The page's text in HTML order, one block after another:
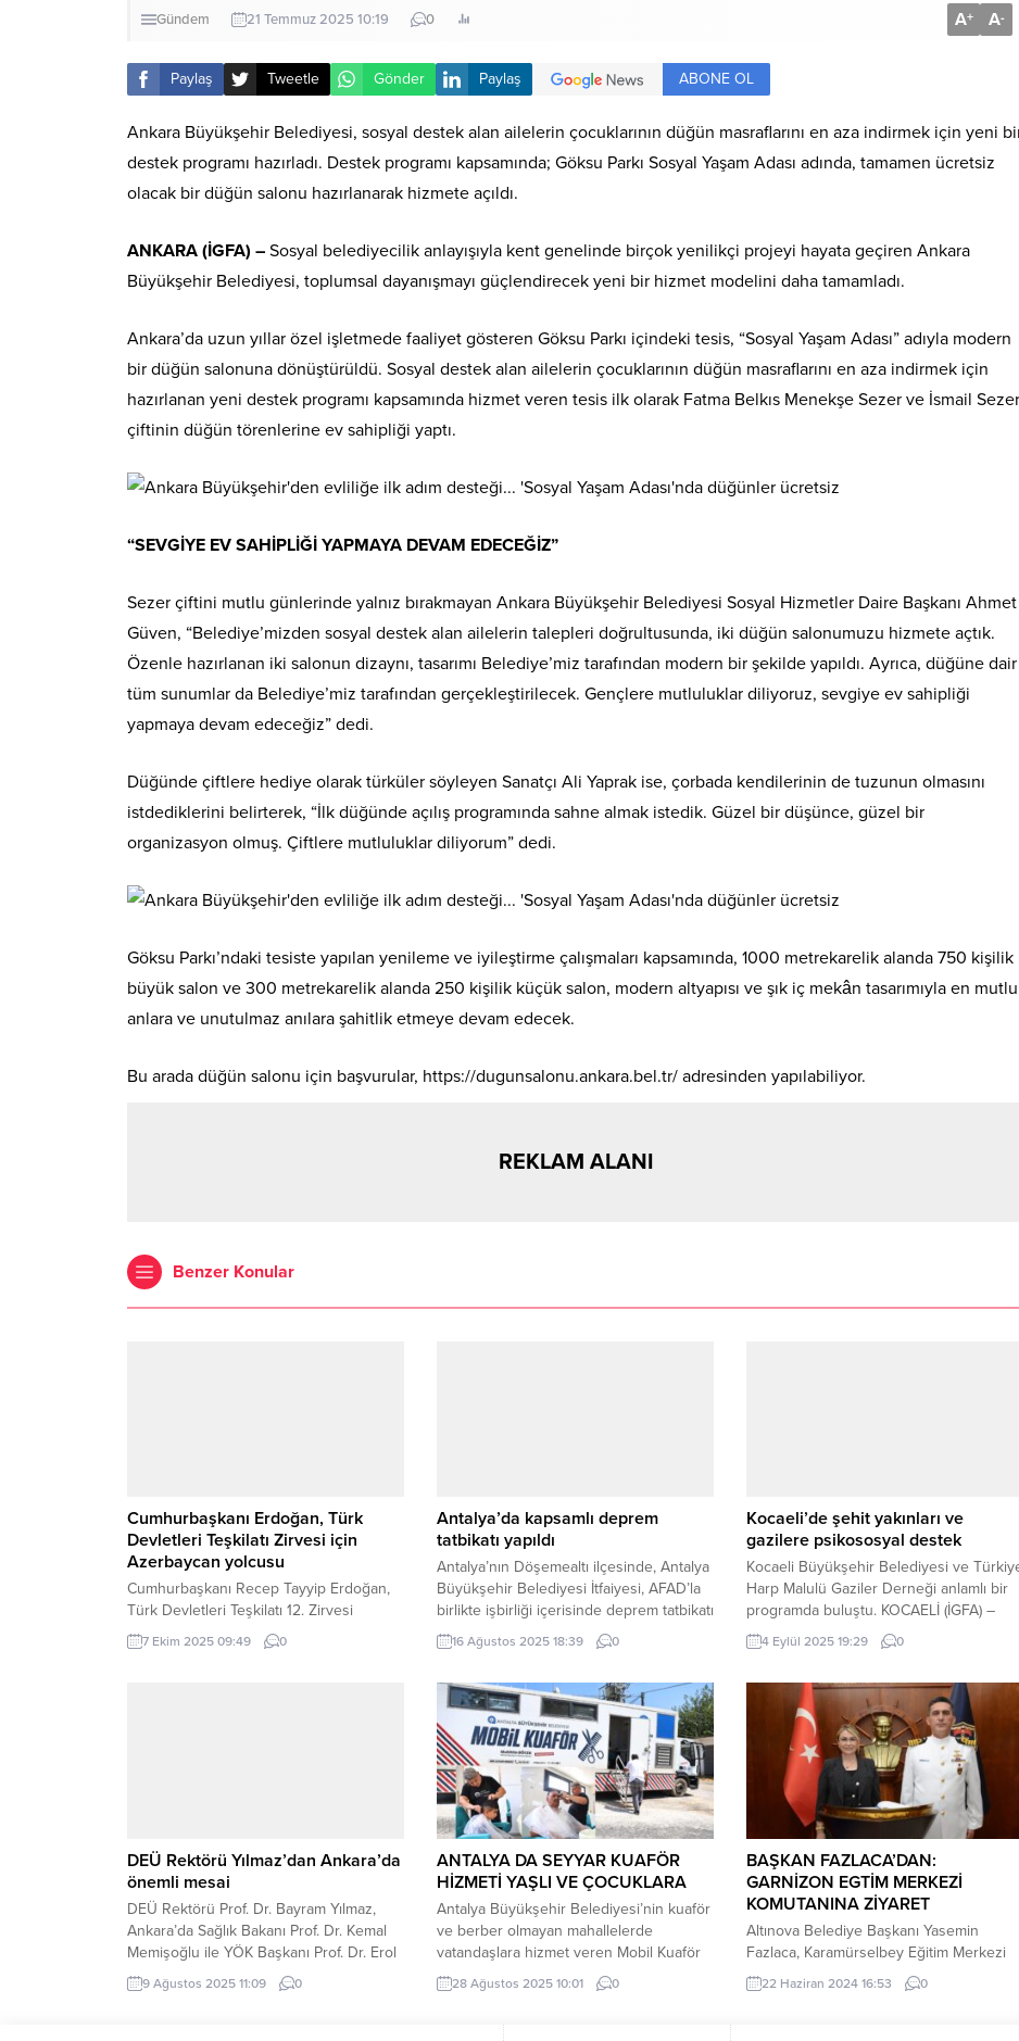
Gündem 21 Temmuz 2025 10:19 0 A+ A-
Paylaş Tweetle Gönder Paylaş ABONE OL
Ankara Büyükşehir Belediyesi, sosyal destek alan ailelerin çocuklarının düğün masraflarını en aza indirmek için yeni
destek programı hazırladı. Destek programı kapsamında; Göksu Parkı Sosyal Yaşam Adası adında, tamamen ücretsiz
olacak bir düğün salonu hazırlanarak hizmete açıldı.
ANKARA (İGFA) – Sosyal belediyecilik anlayışıyla kent genelinde birçok yenilikçi projeyi hayata geçiren Ankara
Büyükşehir Belediyesi, toplumsal dayanışmayı güçlendirecek yeni bir hizmet modelini daha tamamladı.
Ankara’da uzun yıllar özel işletmede faaliyet gösteren Göksu Parkı içindeki tesis, “Sosyal Yaşam Adası” adıyla modern
bir düğün salonuna dönüştürüldü. Sosyal destek alan ailelerin çocuklarının düğün masraflarını en aza indirmek için
hazırlanan yeni destek programı kapsamında hizmet veren tesis ilk olarak Fatma Belkıs Menekşe Sezer ve İsmail Sezer
çiftinin düğün törenlerine ev sahipliği yaptı.
“SEVGİYE EV SAHİPLİĞİ YAPMAYA DEVAM EDECEĞİZ”
Sezer çiftini mutlu günlerinde yalnız bırakmayan Ankara Büyükşehir Belediyesi Sosyal Hizmetler Daire Başkanı Ahmet
Güven, “Belediye’mizden sosyal destek alan ailelerin talepleri doğrultusunda, iki düğün salonumuzu hizmete açtık.
Özenle hazırlanan iki salonun dizaynı, tasarımı Belediye’miz tarafından modern bir şekilde yapıldı. Ayrıca, düğüne dair
tüm sunumlar da Belediye’miz tarafından gerçekleştirilecek. Gençlere mutluluklar diliyoruz, sevgiye ev sahipliği
yapmaya devam edeceğiz” dedi.
Düğünde çiftlere hediye olarak türküler söyleyen Sanatçı Ali Yaprak ise, çorbada kendilerinin de tuzunun olmasını
istdediklerini belirterek, “İlk düğünde açılış programında sahne almak istedik. Güzel bir düşünce, güzel bir
organizasyon olmuş. Çiftlere mutluluklar diliyorum” dedi.
Göksu Parkı’ndaki tesiste yapılan yenileme ve iyileştirme çalışmaları kapsamında, 1000 metrekarelik alanda 750 kişilik
büyük salon ve 300 metrekarelik alanda 250 kişilik küçük salon, modern altyapısı ve şık iç mekân tasarımıyla en mutlu
anlara ve unutulmaz anılara şahitlik etmeye devam edecek.
Bu arada düğün salonu için başvurular, https://dugunsalonu.ankara.bel.tr/ adresinden yapılabiliyor.
REKLAM ALANI
Benzer Konular
Cumhurbaşkanı Erdoğan, Türk
Devletleri Teşkilatı Zirvesi için
Azerbaycan yolcusu
Cumhurbaşkanı Recep Tayyip Erdoğan,
Türk Devletleri Teşkilatı 12. Zirvesi
dolayısıyla Azerbaycan’da temaslarda
bulunacak. Erdoğan’ın yerine
“Bölgesel Barış ve...
7 Ekim 2025 09:49 0
Antalya’da kapsamlı deprem
tatbikatı yapıldı
Antalya’nın Döşemealtı ilçesinde, Antalya
Büyükşehir Belediyesi İtfaiyesi, AFAD’la
birlikte işbirliği içerisinde deprem tatbikatı
gerçekleştirdi. ANTALYA (İGFA) – Tatbikatı
yerinde incelemek amacıyla, Antalya
Belediyesi Başkan Vekili Büşra Özdemir
de tatbikata katılım sağladı. Antalya
Büyükşehir Belediyesi İtfaiyesi, AFAD’la
işbirliği içerisinde, Döşemealtı ilçesine
bağlı Bıyıklı Mahallesi’nde deprem...
16 Ağustos 2025 18:39 0
Kocaeli’de şehit yakınları ve
gazilere psikososyal destek
Kocaeli Büyükşehir Belediyesi ve
Harp Malulü Gaziler Derneği anlamlı bir
programda buluştu. KOCAELİ (İGFA) –
Kocaeli Büyükşehir Belediyesi, Türkiye
Harp Malulü Gaziler, Şehit Dul ve
yakınları ve gazilere yönelik psikososyal
destek programı düzenledi. Balyanoz
Eğitim Tesisleri’nde gerçekleşen
etkinlikte, katılımcılara travmayla başa
çıkma yolları anlatıldı;...
4 Eylül 2025 19:29 0
DEÜ Rektörü Yılmaz’dan Ankara’da
önemli mesai
DEÜ Rektörü Prof. Dr. Bayram Yılmaz,
Ankara’da Sağlık Bakanı Prof. Dr. Kemal
Memişoğlu ile YÖK Başkanı Prof. Dr. Erol
Özvar’ı ziyaret etti. Görüşmelerde,
üniversitenin sağlık ve yükseköğretim
9 Ağustos 2025 11:09 0
ANTALYA DA SEYYAR KUAFÖR
HİZMETİ YAŞLI VE ÇOCUKLARA
Antalya Büyükşehir Belediyesi’nin kuaför
ve berber olmayan mahallelerde
vatandaşlara hizmet veren Mobil Kuaför
Tırı, yaz aylarıyla birlikte Antalya’nın
yüksek noktalarda ve yaylalarda
28 Ağustos 2025 10:01 0
BAŞKAN FAZLACA’DAN:
GARNİZON EGTİM MERKEZİ
KOMUTANINA ZİYARET
Altınova Belediye Başkanı Yasemin
Fazlaca, Karamürselbey Eğitim Merkezi
ve Garnizon Komutanı Deniz Albay Cenk
Topuz’u ziyaret etti. Altınova Belediyesi
22 Haziran 2024 16:53 0